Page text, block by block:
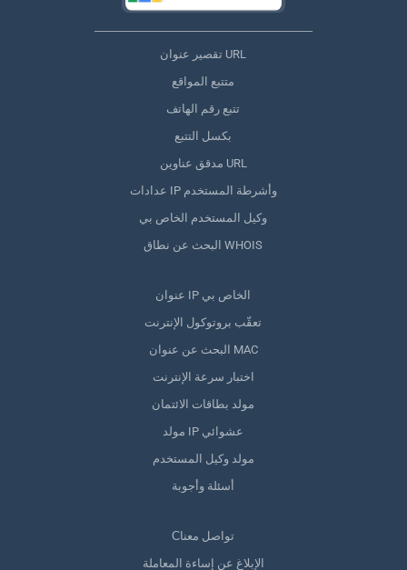
تقصير عنوان URL
متتبع المواقع
تتبع رقم الهاتف
بكسل التتبع
مدقق عناوين URL
عدادات IP وأشرطة المستخدم
وكيل المستخدم الخاص بي
البحث عن نطاق WHOIS
عنوان IP الخاص بي
تعقّب بروتوكول الإنترنت
البحث عن عنوان MAC
اختبار سرعة الإنترنت
مولد بطاقات الائتمان
مولد IP عشوائي
مولد وكيل المستخدم
أسئلة وأجوبة
Сتواصل معنا
الإبلاغ عن إساءة المعاملة